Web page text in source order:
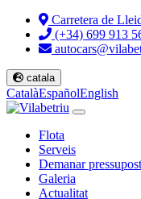
Carretera de
(+34) 699 913
catala
CatalàEspañolEnglish
Flota
Serveis
Demanar pressupost
Galeria
Actualitat